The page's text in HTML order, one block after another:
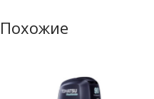
Похожие